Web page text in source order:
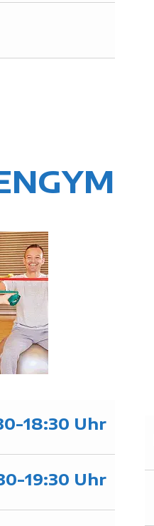
18:30 Uhr
19:30 Uhr